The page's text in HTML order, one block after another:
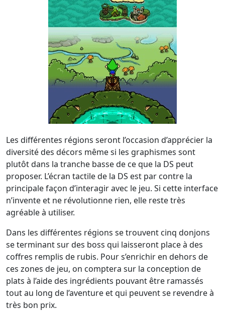
Les différentes régions seront l’occasion d’apprécier la
diversité des décors même si les graphismes sont
plutôt dans la tranche basse de ce que la DS peut
proposer. L’écran tactile de la DS est par contre la
principale façon d’interagir avec le jeu. Si cette interface
n’invente et ne révolutionne rien, elle reste très
agréable à utiliser.
Dans les différentes régions se trouvent cinq donjons
se terminant sur des boss qui laisseront place à des
coffres remplis de rubis. Pour s’enrichir en dehors de
ces zones de jeu, on comptera sur la conception de
plats à l’aide des ingrédients pouvant être ramassés
tout au long de l’aventure et qui peuvent se revendre à
très bon prix.